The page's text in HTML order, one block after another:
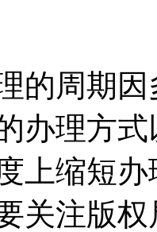
的周期
办理方
上缩短
关注版